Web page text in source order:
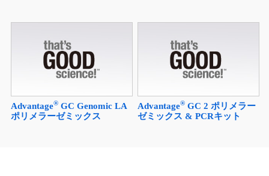
Advantage®GC Genomic LA
ポリメラーゼミックス
Advantage® GC 2 ポリメラー
ゼミックス & PCRキット